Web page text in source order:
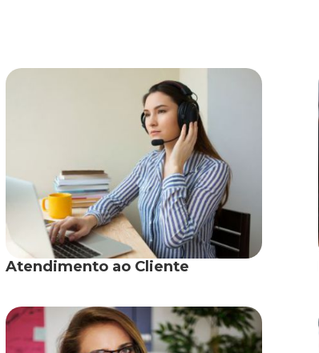
Atendimento ao Cliente